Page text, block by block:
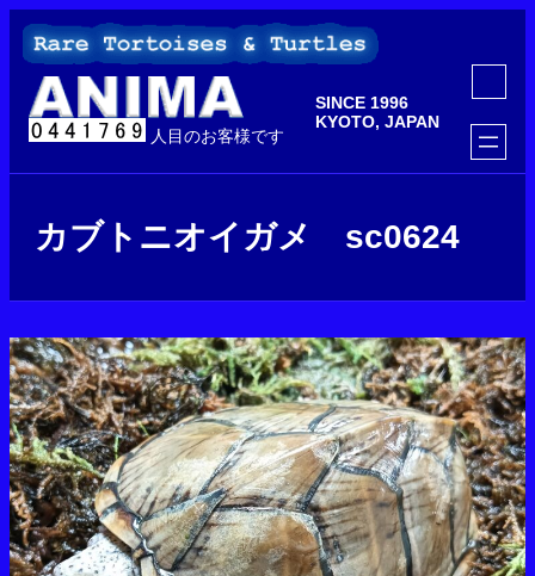
を
人目のお客様です
SINCE 1996
KYOTO, JAPAN
ア
コ
ン
リ
ン
ク
カブトニオイガメ sc0624